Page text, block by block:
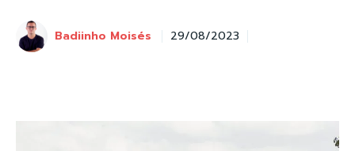
Badiinho Moisés 29/08/2023